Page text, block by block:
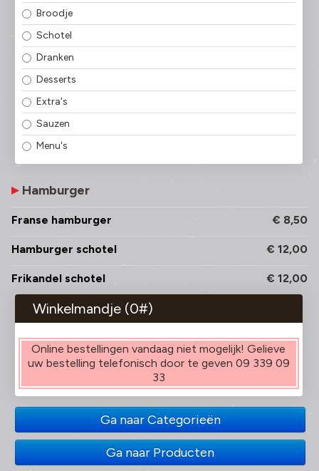
Broodje
Schotel
Dranken
Desserts
Extra's
Sauzen
Menu's
Hamburger
Franse hamburger € 8,50
Hamburger schotel € 12,00
Frikandel schotel € 12,00
Winkelmandje (0#)
Online bestellingen vandaag niet mogelijk! Gelieve
uw bestelling telefonisch door te geven 09 339 09
33
Ga naar Categorieën
Ga naar Producten